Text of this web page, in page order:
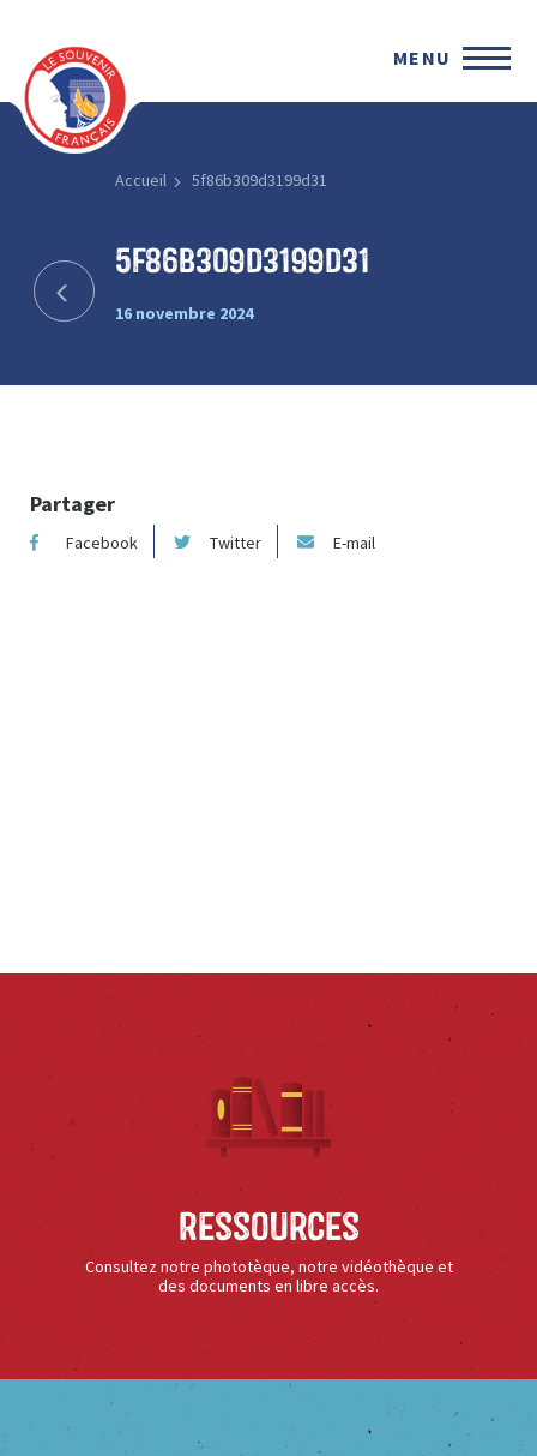
MENU
Accueil 5f86b309d3199d31
5f86b309d3199d31
16 novembre 2024
Partager
Facebook Twitter E-mail
Ressources
Consultez notre phototèque, notre vidéothèque et
des documents en libre accès.